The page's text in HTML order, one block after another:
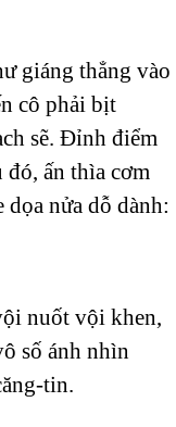
giáng thẳng vào
cô phải bịt
sẽ. Đỉnh điểm
ấn thìa cơm
nửa dỗ dành:
nuốt vội khen,
số ánh nhìn
tin.